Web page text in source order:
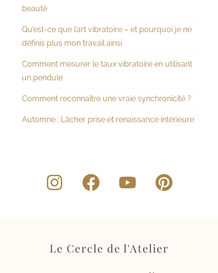
beauté
Qu’est-ce que l’art vibratoire – et pourquoi je ne
définis plus mon travail ainsi
Comment mesurer le taux vibratoire en utilisant
un pendule
Comment reconnaître une vraie synchronicité ?
Automne : Lâcher prise et renaissance intérieure
Le Cercle de l'Atelier